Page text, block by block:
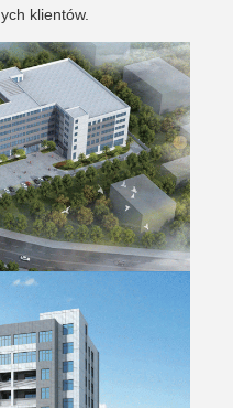
klientów.